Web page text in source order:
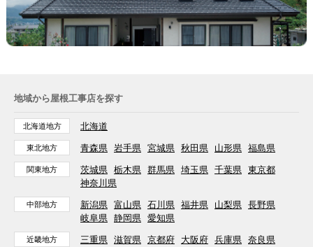
地域から屋根工事店を探す
北海道地方 北海道
東北地方 青森県 岩手県 宮城県 秋田県 山形県 福島県
関東地方 茨城県 栃木県 群馬県 埼玉県 千葉県 東京都
神奈川県
中部地方 新潟県 富山県 石川県 福井県 山梨県 長野県
岐阜県 静岡県 愛知県
近畿地方 三重県 滋賀県 京都府 大阪府 兵庫県 奈良県